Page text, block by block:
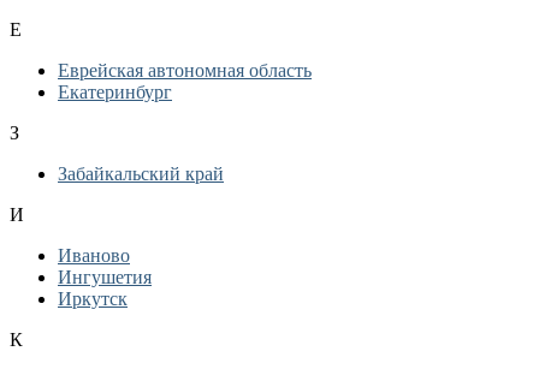
Е
Еврейская автономная область
Екатеринбург
З
Забайкальский край
И
Иваново
Ингушетия
Иркутск
К